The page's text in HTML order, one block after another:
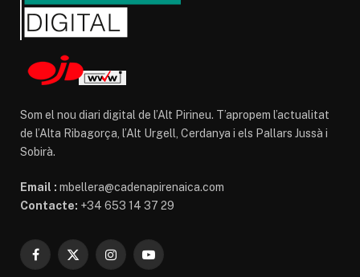
Som el nou diari digital de l’Alt Pirineu. T’apropem l’actualitat
de l’Alta Ribagorça, l’Alt Urgell, Cerdanya i els Pallars Jussà i
Sobirà.
Email : mbellera@cadenapirenaica.com
Contacte: +34 653 14 37 29
Facebook
X
InstagramYouTube